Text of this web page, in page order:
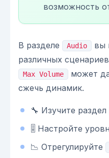
возможность
В разделе Audio
вы
различных
Max Volume
может
сжечь динамик.
🔧 Изучите раздел
🎚️ Настройте
📉 Отрегулируйте